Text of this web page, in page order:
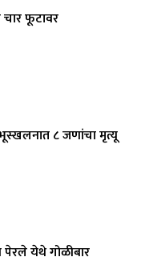
फूटावर
८ जणांचा मृत्यू
पेरले येथे गोळीबार